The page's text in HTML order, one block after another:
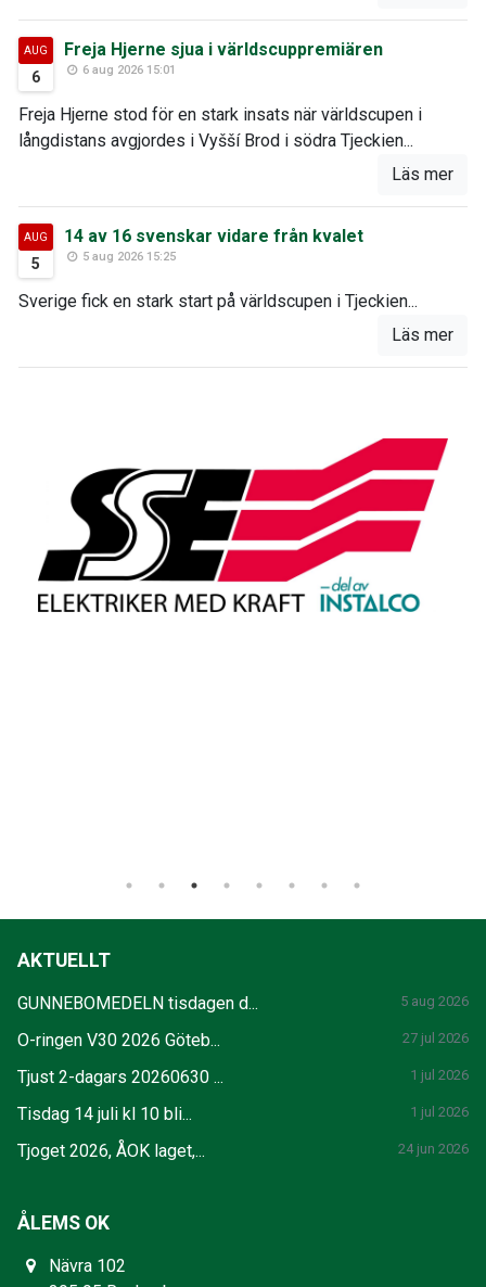
AUG
6
Freja Hjerne sjua i världscuppremiären
6 aug 2026 15:01
Freja Hjerne stod för en stark insats när världscupen i
långdistans avgjordes i Vyšší Brod i södra Tjeckien...
Läs mer
AUG
5
14 av 16 svenskar vidare från kvalet
5 aug 2026 15:25
Sverige fick en stark start på världscupen i Tjeckien...
Läs mer
AKTUELLT
GUNNEBOMEDELN tisdagen d... 5 aug 2026
O-ringen V30 2026 Göteb... 27 jul 2026
Tjust 2-dagars 20260630 ... 1 jul 2026
Tisdag 14 juli kl 10 bli... 1 jul 2026
Tjoget 2026, ÅOK laget,... 24 jun 2026
ÅLEMS OK
Nävra 102